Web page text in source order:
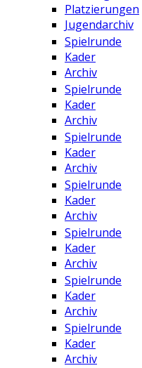
Platzierungen
Jugendarchiv
Spielrunde
Kader
Archiv
Spielrunde
Kader
Archiv
Spielrunde
Kader
Archiv
Spielrunde
Kader
Archiv
Spielrunde
Kader
Archiv
Spielrunde
Kader
Archiv
Spielrunde
Kader
Archiv